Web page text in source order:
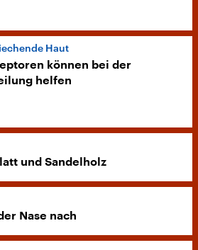
Haut
können bei der
helfen
und Sandelholz
Nase nach